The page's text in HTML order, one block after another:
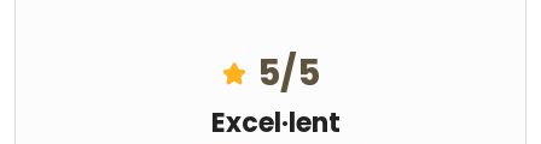
5/5
Excel·lent